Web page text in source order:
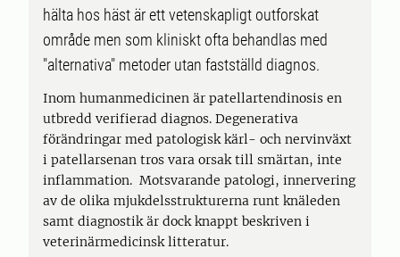
hälta hos häst är ett vetenskapligt outforskat
område men som kliniskt ofta behandlas med
"alternativa" metoder utan fastställd diagnos.
Inom humanmedicinen är patellartendinosis en
utbredd verifierad diagnos. Degenerativa
förändringar med patologisk kärl- och nervinväxt
i patellarsenan tros vara orsak till smärtan, inte
inflammation. Motsvarande patologi, innervering
av de olika mjukdelsstrukturerna runt knäleden
samt diagnostik är dock knappt beskriven i
veterinärmedicinsk litteratur.